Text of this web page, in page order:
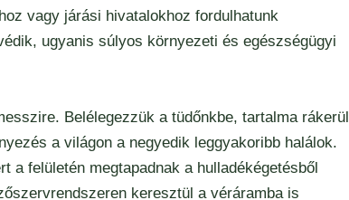
vagy járási hivatalokhoz fordulhatunk
ugyanis súlyos környezeti és egészségügyi
Belélegezzük a tüdőnkbe, tartalma rákerül
a világon a negyedik leggyakoribb halálok.
a felületén megtapadnak a hulladékégetésből
keresztül a véráramba is